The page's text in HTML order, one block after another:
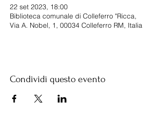
22 set 2023, 18:00
Biblioteca comunale di Colleferro "Ricca,
Via A. Nobel, 1, 00034 Colleferro RM, Italia
Condividi questo evento